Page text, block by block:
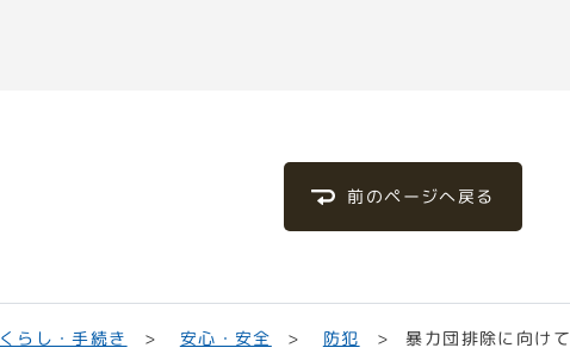
前のページへ戻る
くらし・手続き 安心・安全 防犯 暴力団排除に向けて